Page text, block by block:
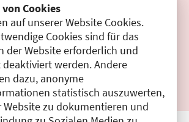
Cookies
auf unserer Website Cookies.
Cookies sind für das
der Website erforderlich und
werden. Andere
dazu, anonyme
statistisch auszuwerten,
Website zu dokumentieren und
drucken